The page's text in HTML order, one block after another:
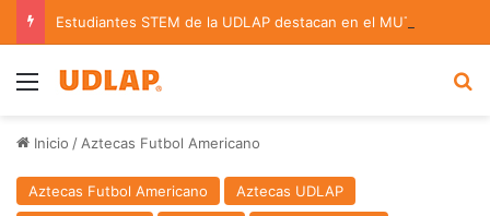
Menu
Inicio / Aztecas Futbol Americano
Aztecas Futbol Americano
Aztecas UDLAP